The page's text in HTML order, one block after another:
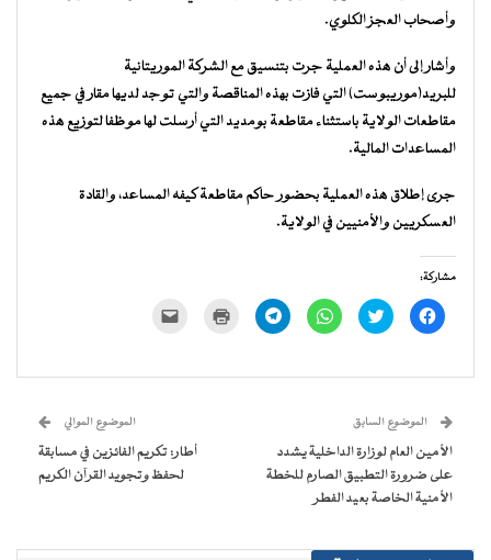
وأصحاب العجز الكلوي.
وأشار إلى أن هذه العملية جرت بتنسيق مع الشركة الموريتانية
للبريد(موريبوست) التي فازت بهذه المناقصة والتي توجد لديها مقار في جميع
مقاطعات الولاية باستثناء مقاطعة بومديد التي أرسلت لها موظفا لتوزيع هذه
المساعدات المالية.
جرى إطلاق هذه العملية بحضور حاكم مقاطعة كيفه المساعد، والقادة
العسكريين والأمنيين في الولاية.
مشاركة:
انقر
للمشاركة
في
اضغط
للمشاركة
في
انقر
للمشاركة
في
انقر
للمشاركة
في
للطباعة
جديدة) الإلكتروني
نافذة
جديدة)
الموضوع السابق
الأمين العام لوزارة الداخلية يشدد
على ضرورة التطبيق الصارم للخطة
الأمنية الخاصة بعيد الفطر
الموضوع الموالي
أطار: تكريم الفائزين في مسابقة
لحفظ وتجويد القرآن الكريم